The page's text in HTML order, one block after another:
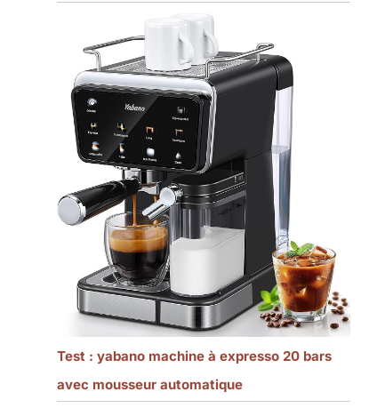
Test : yabano machine à expresso 20 bars
avec mousseur automatique